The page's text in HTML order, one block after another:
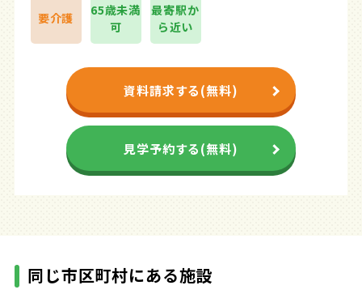
要介護
65歳未満
可
最寄駅か
ら近い
資料請求する(無料)
見学予約する(無料)
同じ市区町村にある施設